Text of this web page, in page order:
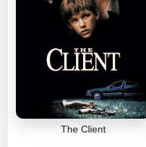
The Client